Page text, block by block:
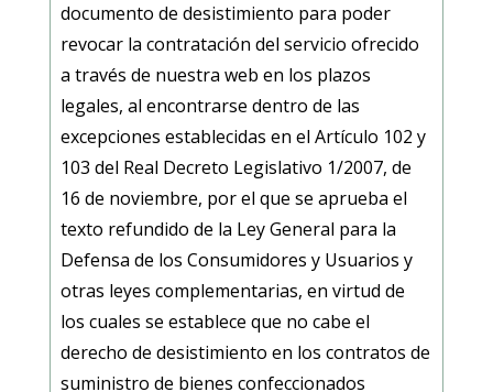
documento de desistimiento para poder
revocar la contratación del servicio ofrecido
a través de nuestra web en los plazos
legales, al encontrarse dentro de las
excepciones establecidas en el Artículo 102 y
103 del Real Decreto Legislativo 1/2007, de
16 de noviembre, por el que se aprueba el
texto refundido de la Ley General para la
Defensa de los Consumidores y Usuarios y
otras leyes complementarias, en virtud de
los cuales se establece que no cabe el
derecho de desistimiento en los contratos de
suministro de bienes confeccionados